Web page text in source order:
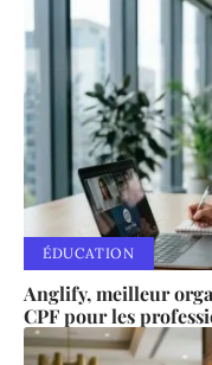
ÉDUCATION
Anglify, meilleur
CPF pour les